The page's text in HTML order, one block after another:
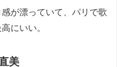
が漂っていて、パリで歌
にいい。
美